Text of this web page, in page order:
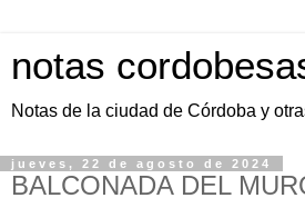
notas
Notas de la ciudad de Córdoba y
jueves, 22 de agosto de 2024
BALCONADA DEL